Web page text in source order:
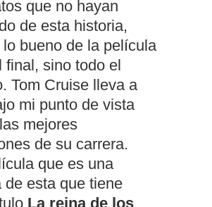
que no hayan
de esta historia,
lo bueno de la película
final, sino todo el
Tom Cruise lleva a
mi punto de vista
mejores
de su carrera.
que es una
de esta que tiene
La reina de los